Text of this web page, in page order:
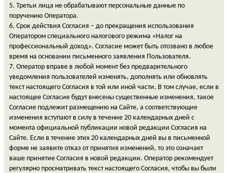
5. Третьи лица не обрабатывают персональные данные по
поручению Оператора.
6. Срок действия Согласия – до прекращения использования
Оператором специального налогового режима «Налог на
профессиональный доход». Согласие может быть отозвано в любое
время на основании письменного заявления Пользователя.
7. Оператор вправе в любой момент без предварительного
уведомления пользователей изменять, дополнять или обновлять
текст настоящего Согласия в той или иной части. В том случае, если в
настоящее Согласие будут внесены существенные изменения, такое
Согласие подлежит размещению на Сайте, а соответствующие
изменения вступают в силу в течение 20 календарных дней с
момента официальной публикации новой редакции Согласия на
Сайте. Если в течение этих 20 календарных дней вы в письменной
форме не заявите отказ от принятия изменений, то это означает
ваше принятие Согласия в новой редакции. Оператор рекомендует
регулярно просматривать текст настоящего Согласия, чтобы вы были